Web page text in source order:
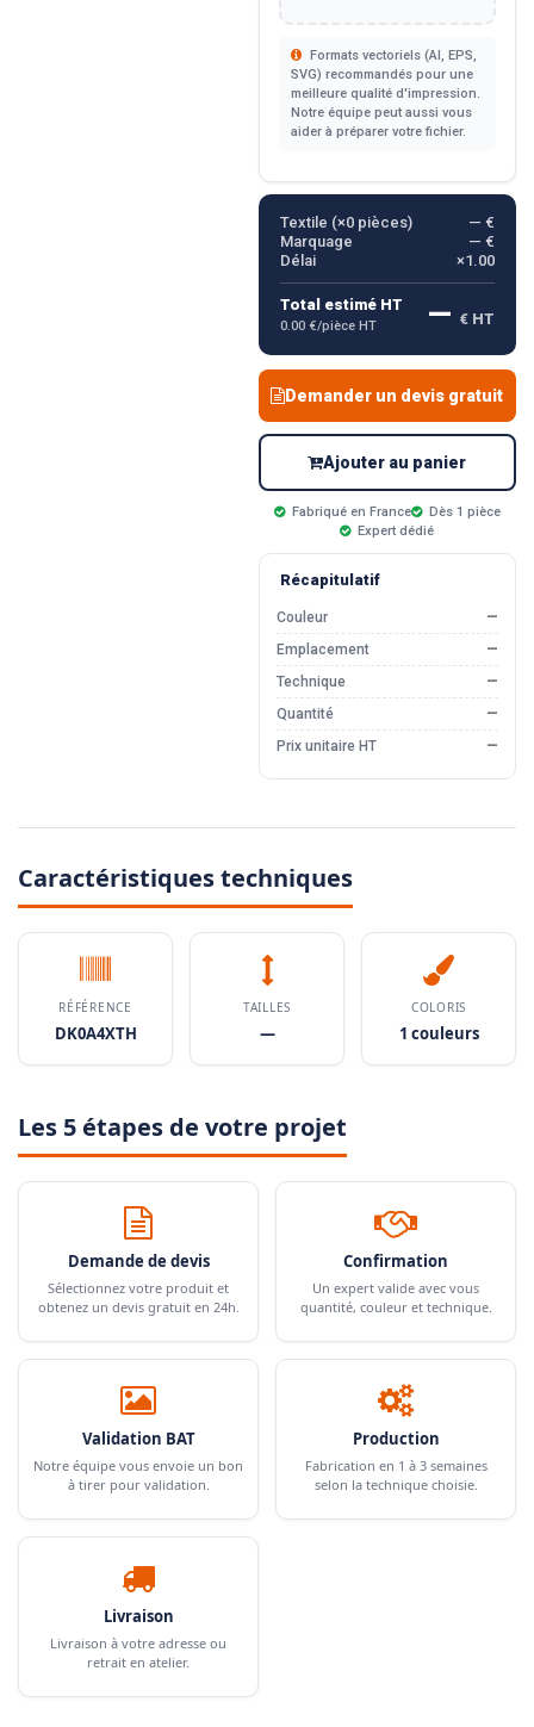
Formats vectoriels (AI, EPS,
SVG) recommandés pour une
meilleure qualité d'impression.
Notre équipe peut aussi vous
aider à préparer votre fichier.
Textile (×0pièces)
— €
Marquage
— €
Délai
×1.00
Total estimé HT
0.00 €/pièce HT — € HT
Demander un devis gratuit
Ajouter au panier
Fabriqué en France
Dès 1 pièce
Expert dédié
Récapitulatif
Couleur
—
Emplacement
—
Technique
—
Quantité
—
Prix unitaire HT
—
Caractéristiques techniques
RÉFÉRENCE
DK0A4XTH
TAILLES
—
COLORIS
1 couleurs
Les 5 étapes de votre projet
Demande de devis
Sélectionnez votre produit et
obtenez un devis gratuit en 24h.
Confirmation
Un expert valide avec vous
quantité, couleur et technique.
Validation BAT
Notre équipe vous envoie un bon
à tirer pour validation.
Production
Fabrication en 1 à 3 semaines
selon la technique choisie.
Livraison
Livraison à votre adresse ou
retrait en atelier.